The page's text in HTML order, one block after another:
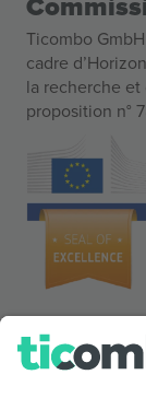
Ticombo
cadre
la recherche et
proposition n°